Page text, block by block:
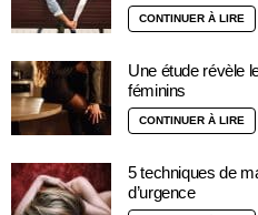
CONTINUER À LIRE
Une étude révèle
féminins
CONTINUER À LIRE
5 techniques de
d’urgence